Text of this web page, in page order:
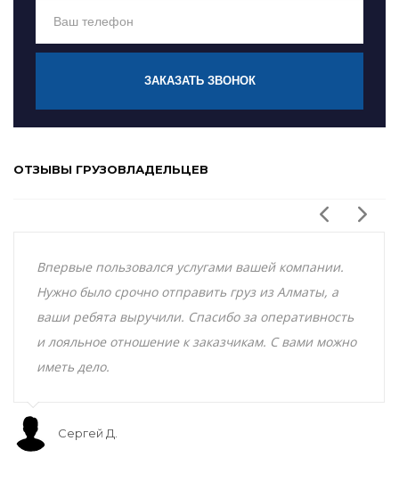
ЗАКАЗАТЬ ЗВОНОК
ОТЗЫВЫ ГРУЗОВЛАДЕЛЬЦЕВ
Впервые пользовался услугами вашей компании.
Нужно было срочно отправить груз из Алматы, а
ваши ребята выручили. Спасибо за оперативность
и лояльное отношение к заказчикам. С вами можно
иметь дело.
Сергей Д.